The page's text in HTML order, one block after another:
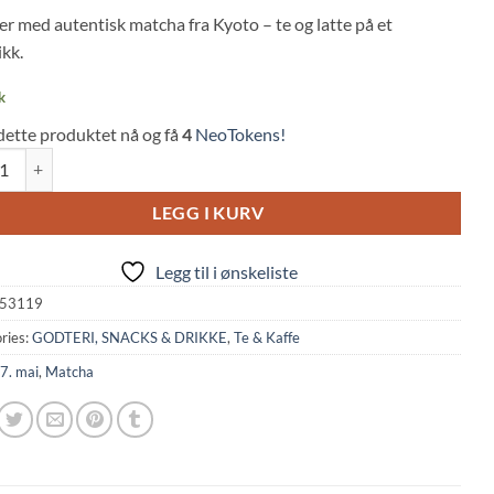
med autentisk matcha fra Kyoto – te og latte på et
produktet nå og få 4NeoTokens!
LEGG I KURV
Legg til i ønskeliste
GODTERI, SNACKS & DRIKKE, Te & Kaffe
mai, Matcha